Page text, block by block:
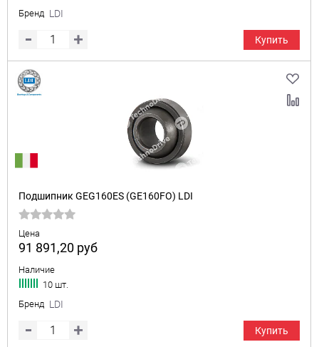
Бренд LDI
Купить
Подшипник GEG160ES (GE160FO) LDI
Цена
91 891,20 руб
Наличие
10 шт.
Бренд LDI
Купить